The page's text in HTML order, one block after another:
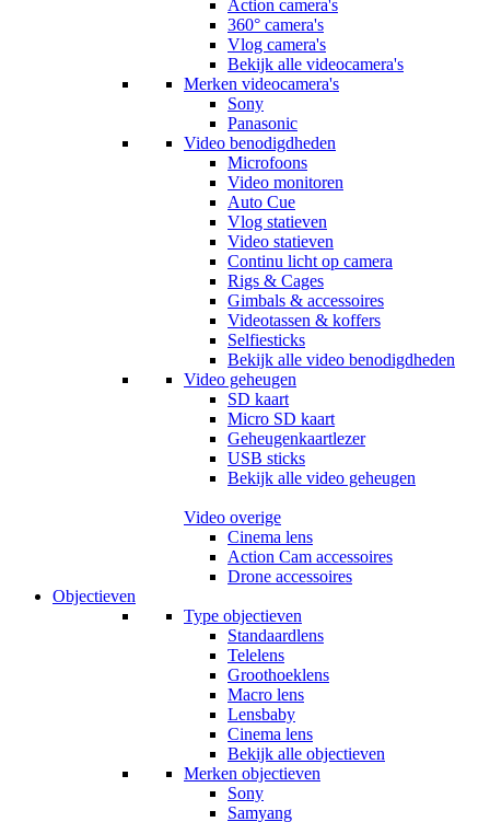
Action camera's
360° camera's
Vlog camera's
Bekijk alle videocamera's
Merken videocamera's
Sony
Panasonic
Video benodigdheden
Microfoons
Video monitoren
Auto Cue
Vlog statieven
Video statieven
Continu licht op camera
Rigs & Cages
Gimbals & accessoires
Videotassen & koffers
Selfiesticks
Bekijk alle video benodigdheden
Video geheugen
SD kaart
Micro SD kaart
Geheugenkaartlezer
USB sticks
Bekijk alle video geheugen
Video overige
Cinema lens
Action Cam accessoires
Drone accessoires
Objectieven
Type objectieven
Standaardlens
Telelens
Groothoeklens
Macro lens
Lensbaby
Cinema lens
Bekijk alle objectieven
Merken objectieven
Sony
Samyang